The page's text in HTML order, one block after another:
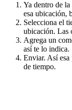
Ya dentro de
esa ubicación,
Selecciona el
ubicación. Las
Agrega un
así te lo indica.
Enviar. Así esa
de tiempo.